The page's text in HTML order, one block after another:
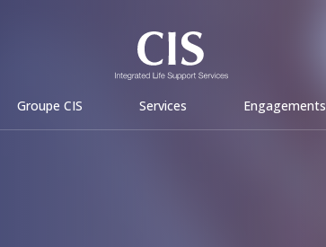
Groupe CIS Services Engagements